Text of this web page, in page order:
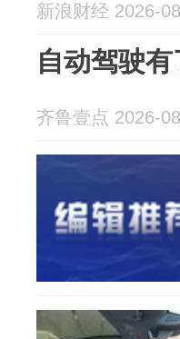
新浪财经 2026-
自动驾驶
齐鲁壹点 2026-